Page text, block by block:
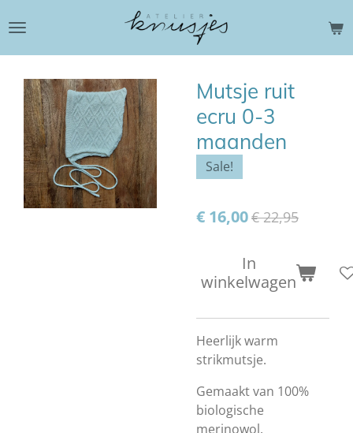
direct
naar
hoofdinhoud
Mutsje ruit
ecru 0-3
maanden
Sale!
€ 16,00€ 22,95
In
winkelwagen
Heerlijk warm
strikmutsje.
Gemaakt van 100%
biologische
merinowol.